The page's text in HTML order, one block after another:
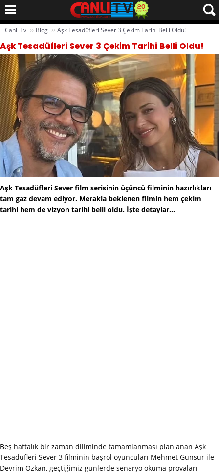
Canlı Tv ›› Blog ›› Aşk Tesadüfleri Sever 3 Çekim Tarihi Belli Oldu!
Aşk Tesadüfleri Sever 3 Çekim Tarihi Belli Oldu!
Aşk Tesadüfleri Sever film serisinin üçüncü filminin hazırlıkları
tam gaz devam ediyor. Merakla beklenen filmin hem çekim
tarihi hem de vizyon tarihi belli oldu. İşte detaylar...
Beş haftalık bir zaman diliminde tamamlanması planlanan Aşk
Tesadüfleri Sever 3 filminin başrol oyuncuları Mehmet Günsür ile
Devrim Özkan, geçtiğimiz günlerde senaryo okuma provaları